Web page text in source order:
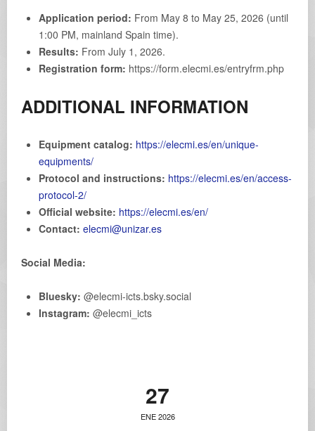
Application period: From May 8 to May 25, 2026 (until
1:00 PM, mainland Spain time).
Results: From July 1, 2026.
Registration form: https://form.elecmi.es/entryfrm.php
ADDITIONAL INFORMATION
Equipment catalog: https://elecmi.es/en/unique-
equipments/
Protocol and instructions: https://elecmi.es/en/access-
protocol-2/
Official website: https://elecmi.es/en/
Contact: elecmi@unizar.es
Social Media:
Bluesky: @elecmi-icts.bsky.social
Instagram: @elecmi_icts
27
ENE 2026